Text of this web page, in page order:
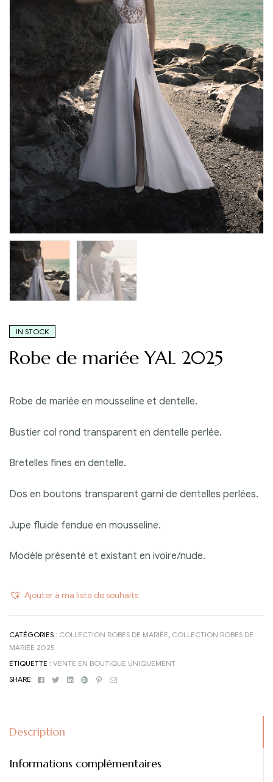
IN STOCK
Robe de mariée YAL 2025
Robe de mariée en mousseline et dentelle.
Bustier col rond transparent en dentelle perlée.
Bretelles fines en dentelle.
Dos en boutons transparent garni de dentelles perlées.
Jupe fluide fendue en mousseline.
Modèle présenté et existant en ivoire/nude.
Ajouter à ma liste de souhaits
CATÉGORIES : COLLECTION ROBES DE MARIÉE COLLECTION ROBES DE
MARIÉE 2025
ÉTIQUETTE : VENTE EN BOUTIQUE UNIQUEMENT
SHARE:
FacebookTwitterLinkedinGoogle+Pinterest
Email
Description
Informations complémentaires